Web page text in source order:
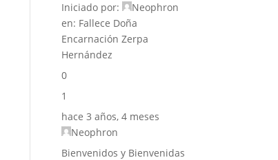
Iniciado por:
Neophron
en: Fallece Doña
Encarnación Zerpa
Hernández
0
1
hace 3 años, 4 meses
Neophron
Bienvenidos y Bienvenidas